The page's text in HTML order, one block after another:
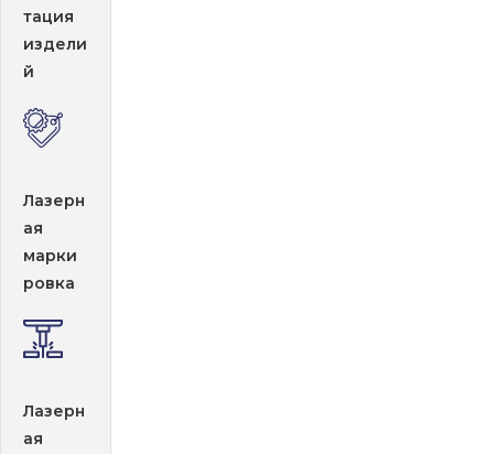
тация
издели
й
Лазерн
ая
марки
ровка
Лазерн
ая